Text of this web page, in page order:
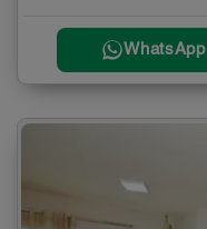
WhatsApp